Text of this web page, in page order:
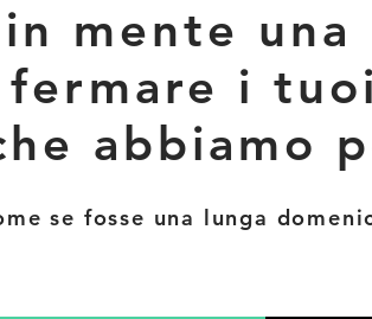
mente una
fermare i
abbiamo
se fosse una lunga